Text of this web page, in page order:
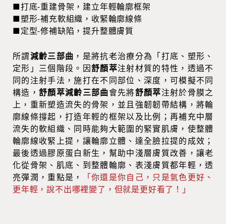
■打底-重建骨架，建立年輕輪廓框架
■塑形-補充軟組織，收緊輪廓線條
■定型-修補缺陷，提升整體膚質
所謂減齡三部曲 ，是將抗老治療分為「打底、塑形、
定形」三個階段。因舒顏萃注射材質的特性，透過不
同的注射手法，施打在不同部位、深度，可模擬不同
構造， 舒顏萃減齡三部曲會先將舒顏萃注射於骨膜之
上，重新塑造流失的骨架，並且強韌韌帶結構，將輪
廓線條撐起，打造年輕的框架以及比例；再補充中層
流失的軟組織、同時能夠大範圍的緊實肌膚，使整體
輪廓線收緊上提，讓輪廓立體、達全臉拉提的成效；
最後透過膠原蛋白新生，幫助中淺層膚質改善，讓老
化從骨架、肌底、到整體輪廓、表淺膚質都年輕，透
亮彈潤，重點是，
「你還是你自己，只是氣色更好、
更年輕，說不出哪裡變了，但就是更好看了！」